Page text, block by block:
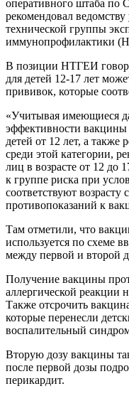
оперативного штаба по
рекомендовал
технической группы
иммунопрофилактики
В позиции НТГЕИ
для детей 12-17 лет
прививок, которые
«Учитывая имеющиеся
эффективности
детей от 12 лет, а также
среди этой категории,
лиц в возрасте от 12 до
к группе риска при
соответствуют
противопоказаний к
Там отметили, что
используется по схеме
между первой и второй
Получение вакцины
аллергической реакции
Также отсрочить
которые перенесли
воспалительный
Вторую дозу вакцины
после первой дозы
перикардит.